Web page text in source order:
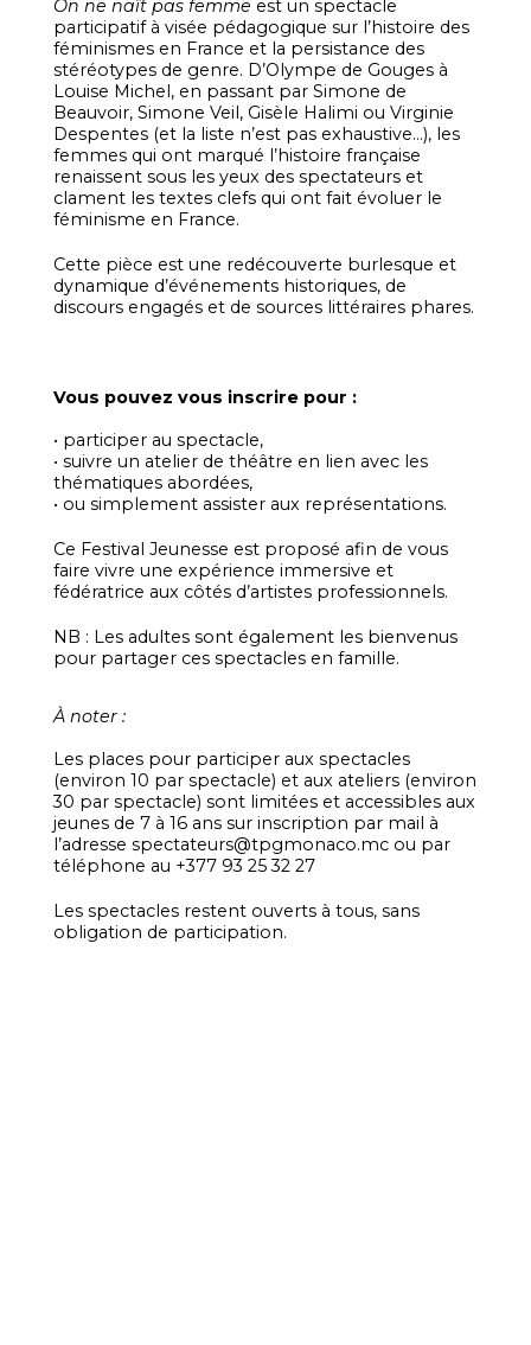
On ne naît pas femme est un spectacle
participatif à visée pédagogique sur l’histoire des
féminismes en France et la persistance des
stéréotypes de genre. D’Olympe de Gouges à
Louise Michel, en passant par Simone de
Beauvoir, Simone Veil, Gisèle Halimi ou Virginie
Despentes (et la liste n’est pas exhaustive…), les
femmes qui ont marqué l’histoire française
renaissent sous les yeux des spectateurs et
clament les textes clefs qui ont fait évoluer le
féminisme en France.
Cette pièce est une redécouverte burlesque et
dynamique d’événements historiques, de
discours engagés et de sources littéraires phares.
Vous pouvez vous inscrire pour :
• participer au spectacle,
• suivre un atelier de théâtre en lien avec les
thématiques abordées,
• ou simplement assister aux représentations.
Ce Festival Jeunesse est proposé afin de vous
faire vivre une expérience immersive et
fédératrice aux côtés d’artistes professionnels.
NB : Les adultes sont également les bienvenus
pour partager ces spectacles en famille.
À noter :
Les places pour participer aux spectacles
(environ 10 par spectacle) et aux ateliers (environ
30 par spectacle) sont limitées et accessibles aux
jeunes de 7 à 16 ans sur inscription par mail à
l’adresse spectateurs@tpgmonaco.mc ou par
téléphone au +377 93 25 32 27
Les spectacles restent ouverts à tous, sans
obligation de participation.